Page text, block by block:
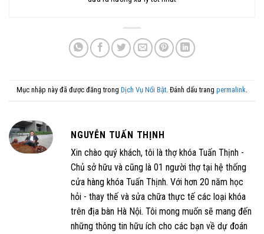
Mục nhập này đã được đăng trong Dịch Vụ Nổi Bật. Đánh dấu trang permalink.
NGUYỄN TUẤN THỊNH
Xin chào quý khách, tôi là thợ khóa Tuấn Thịnh -
Chủ sở hữu và cũng là 01 người thợ tại hệ thống
cửa hàng khóa Tuấn Thịnh. Với hơn 20 năm học
hỏi - thay thế và sửa chữa thực tế các loại khóa
trên địa bàn Hà Nội. Tôi mong muốn sẽ mang đến
những thông tin hữu ích cho các bạn về dự đoán